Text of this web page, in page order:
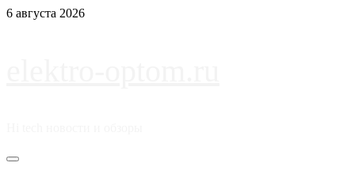
Перейти
6 августа 2026
Основное